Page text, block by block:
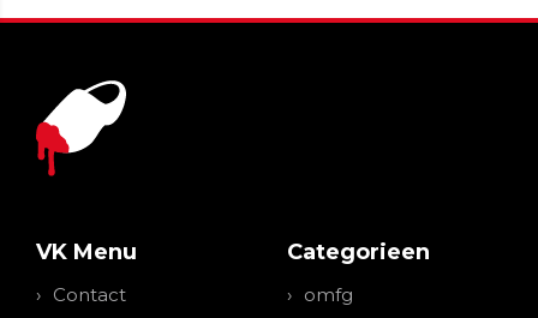
VK Menu
Contact
Categorieen
omfg